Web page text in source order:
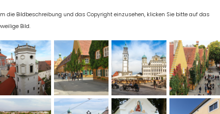
die Bildbeschreibung und das Copyright einzusehen, klicken Sie bitte auf das
Bild.